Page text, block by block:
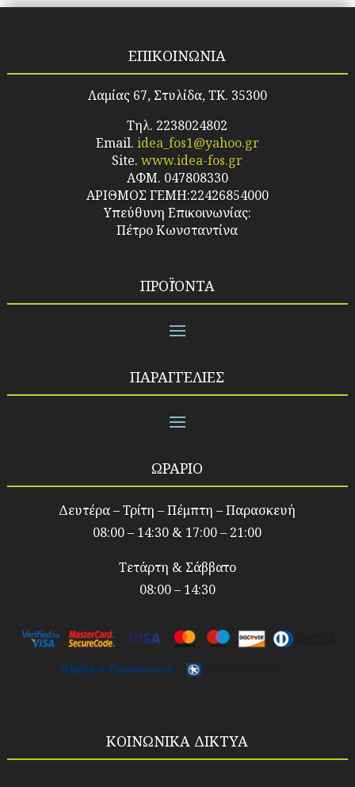
ΕΠΙΚΟΙΝΩΝΙΑ
Λαμίας 67, Στυλίδα, TK. 35300
Τηλ. 2238024802
Email. idea_fos1@yahoo.gr
Site.www.idea-fos.gr
ΑΦΜ. 047808330
ΑΡΙΘΜΟΣ ΓΕΜΗ:22426854000
Υπεύθυνη Επικοινωνίας:
Πέτρο Κωνσταντίνα
ΠΡΟΪΌΝΤΑ
ΠΑΡΑΓΓΕΛΙΕΣ
ΩΡΑΡΙΟ
Δευτέρα – Τρίτη – Πέμπτη – Παρασκευή
08:00 – 14:30 & 17:00 – 21:00
Τετάρτη & Σάββατο
08:00 – 14:30
ΚΟΙΝΩΝΙΚΑ ΔΙΚΤΥΑ